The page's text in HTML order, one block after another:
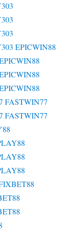
EPICWIN88
FASTWIN77
FASTWIN77